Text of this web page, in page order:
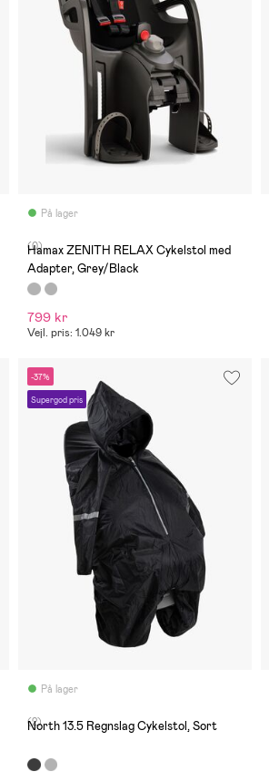
På lager
(0)
Hamax ZENITH RELAX Cykelstol med
Adapter, Grey/Black
799 kr
Vejl. pris: 1.049 kr
-37%
Supergod pris
På lager
(2)
North 13.5 Regnslag Cykelstol, Sort